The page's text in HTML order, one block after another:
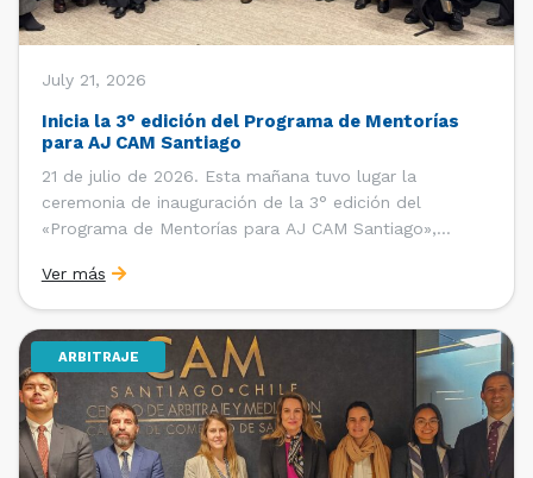
July 21, 2026
Inicia la 3° edición del Programa de Mentorías
para AJ CAM Santiago
21 de julio de 2026. Esta mañana tuvo lugar la
ceremonia de inauguración de la 3° edición del
«Programa de Mentorías para AJ CAM Santiago»,
Internacionales con el apoyo de la Dirección Ejecutiva
y la Subdirección Ejecutiva y de Asuntos
Internacionales, tras […]
Ver más
ARBITRAJE